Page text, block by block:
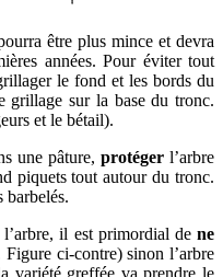
être plus mince et devra
années. Pour éviter tout
le fond et les bords du
grillage sur la base du tronc.
et le bétail).
une pâture, protéger l’arbre
piquets tout autour du tronc.
barbelés.
il est primordial de ne
Figure ci-contre) sinon l’arbre